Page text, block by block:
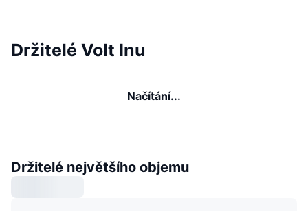
Držitelé Volt Inu
Načítání...
Držitelé největšího objemu